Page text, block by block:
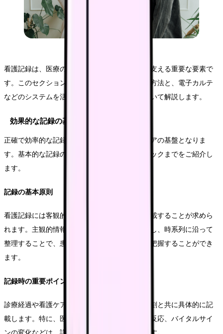
看護記録は、医療の質を保証し、チーム医療を支える重要な要素で
す。このセクションでは、効率的な記録管理の方法と、電子カルテ
などのシステムを活用した情報共有の実践について解説します。
効果的な記録の基本
正確で効率的な記録は、医療安全と継続的なケアの基盤となりま
す。基本的な記録の原則から、実践的なテクニックまでをご紹介し
ます。
記録の基本原則
看護記録には客観的な事実を簡潔かつ正確に記載することが求めら
れます。主観的情報と客観的情報を明確に区別し、時系列に沿って
整理することで、患者さんの状態変化を適切に把握することができ
ます。
記録時の重要ポイント
診療経過や看護ケアの内容については、実施時刻と共に具体的に記
載します。特に、医師の指示内容や患者さんの反応、バイタルサイ